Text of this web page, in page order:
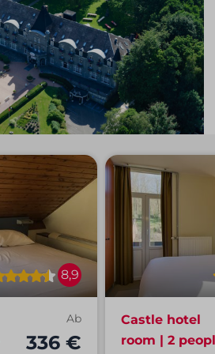
8,9
Ab
336 €
Castle hotel
room | 2